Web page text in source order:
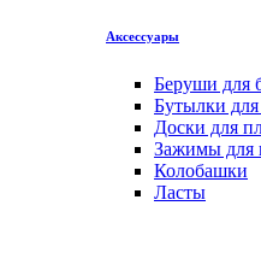
Аксессуары
Беруши для
Бутылки
Доски для
Зажимы для
Колобашки
Ласты